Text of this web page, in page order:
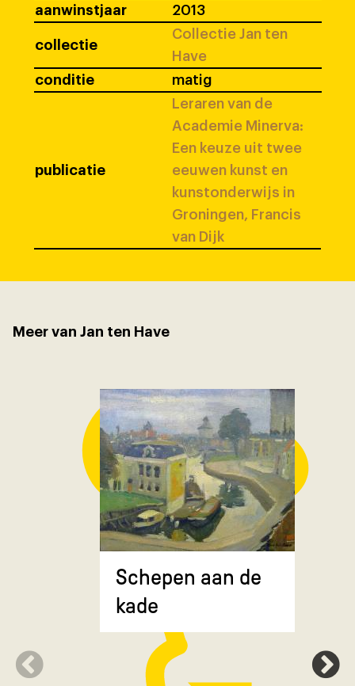
aanwinstjaar
2013
collectie
Collectie Jan ten
Have
conditie
matig
publicatie
Leraren van de
Academie Minerva:
Een keuze uit twee
eeuwen kunst en
kunstonderwijs in
Groningen, Francis
van Dijk
Meer van Jan ten Have
Schepen aan de
kade